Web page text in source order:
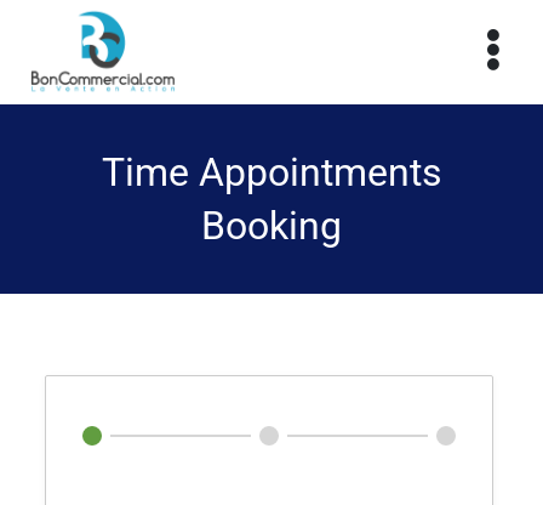
Time Appointments
Booking